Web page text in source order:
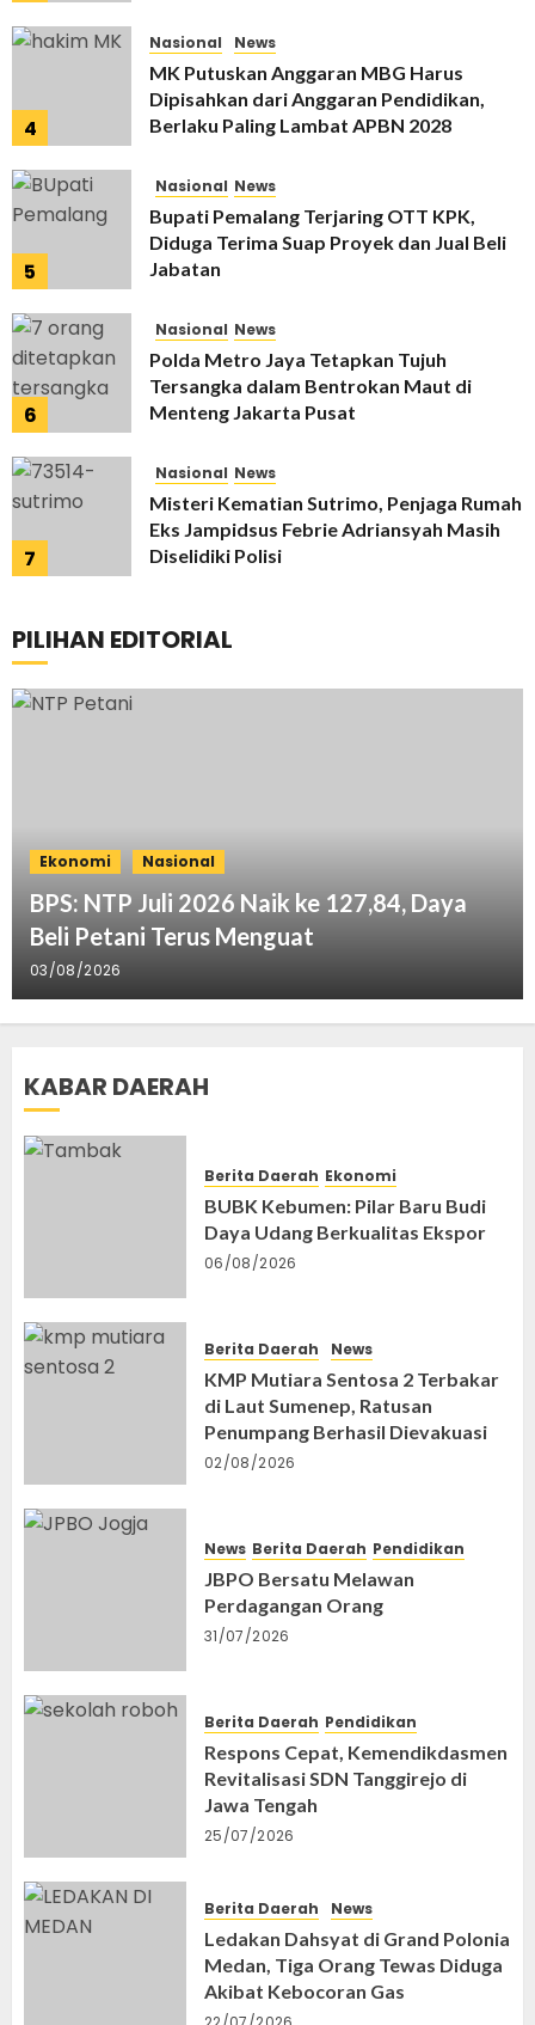
4
Nasional News
MK Putuskan Anggaran MBG Harus
Dipisahkan dari Anggaran Pendidikan,
Berlaku Paling Lambat APBN 2028
5
Nasional News
Bupati Pemalang Terjaring OTT KPK,
Diduga Terima Suap Proyek dan Jual Beli
Jabatan
6
Nasional News
Polda Metro Jaya Tetapkan Tujuh
Tersangka dalam Bentrokan Maut di
Menteng Jakarta Pusat
7
Nasional News
Misteri Kematian Sutrimo, Penjaga Rumah
Eks Jampidsus Febrie Adriansyah Masih
Diselidiki Polisi
PILIHAN EDITORIAL
Ekonomi Nasional
BPS: NTP Juli 2026 Naik ke 127,84, Daya
Beli Petani Terus Menguat
03/08/2026
KABAR DAERAH
Berita Daerah Ekonomi
BUBK Kebumen: Pilar Baru Budi
Daya Udang Berkualitas Ekspor
06/08/2026
Berita Daerah News
KMP Mutiara Sentosa 2 Terbakar
di Laut Sumenep, Ratusan
Penumpang Berhasil Dievakuasi
02/08/2026
News Berita Daerah Pendidikan
JBPO Bersatu Melawan
Perdagangan Orang
31/07/2026
Berita Daerah Pendidikan
Respons Cepat, Kemendikdasmen
Revitalisasi SDN Tanggirejo di
Jawa Tengah
25/07/2026
Berita Daerah News
Ledakan Dahsyat di Grand Polonia
Medan, Tiga Orang Tewas Diduga
Akibat Kebocoran Gas